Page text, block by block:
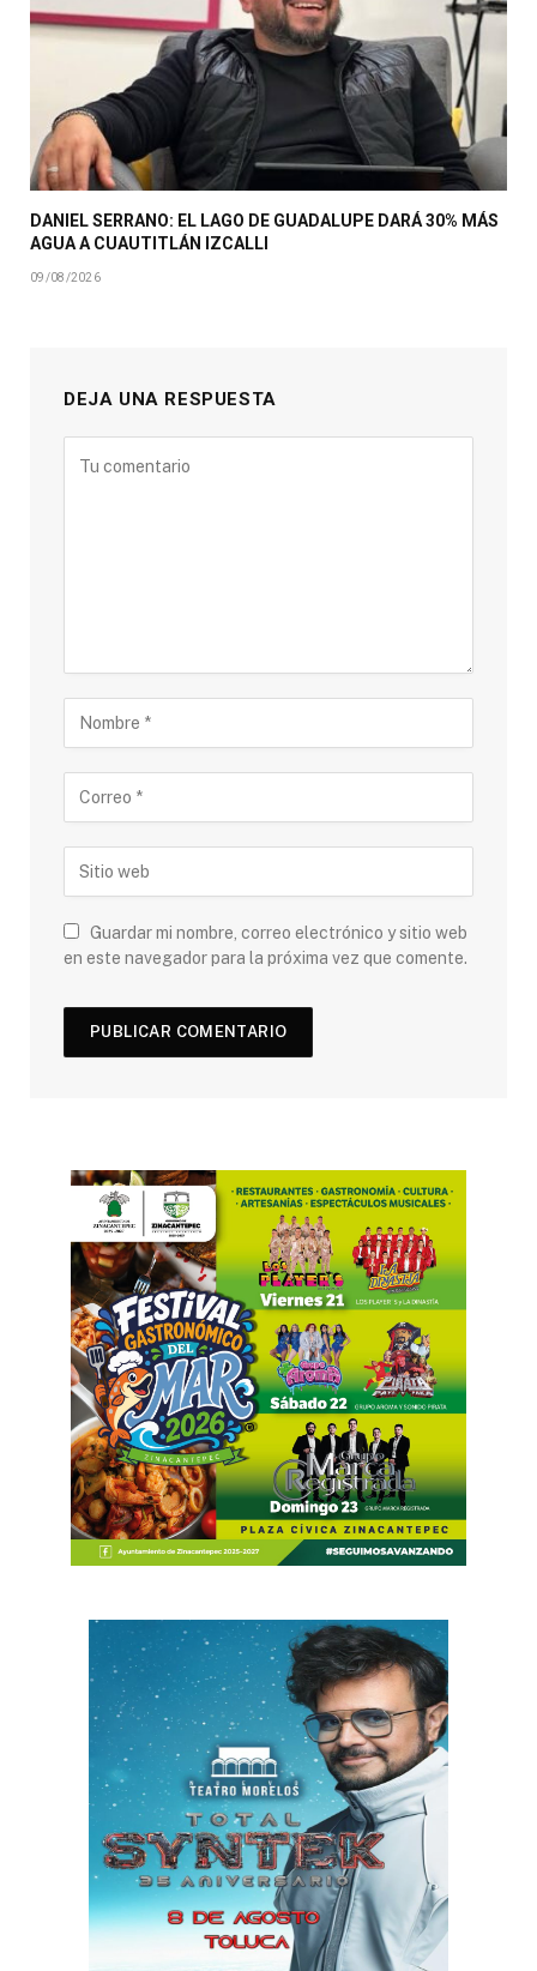
DANIEL SERRANO: EL LAGO DE GUADALUPE DARÁ 30% MÁS
AGUA A CUAUTITLÁN IZCALLI
09/08/2026
DEJA UNA RESPUESTA
Guardar mi nombre, correo electrónico y sitio web
en este navegador para la próxima vez que comente.